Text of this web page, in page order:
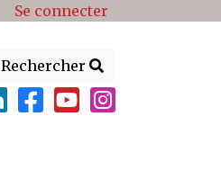
Se connecter
Rechercher